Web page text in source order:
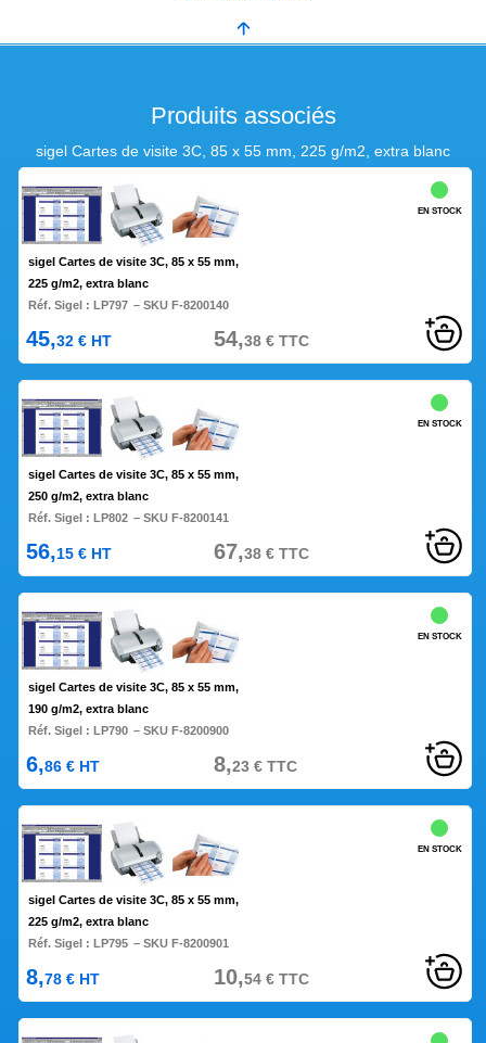
Produits associés
sigel Cartes de visite 3C, 85 x 55 mm, 225 g/m2, extra blanc
sigel Cartes de visite 3C, 85 x 55 mm,
225 g/m2, extra blanc
Réf. Sigel :LP797 – SKU F-8200140
EN STOCK
45,32 € HT 54,38€TTC
sigel Cartes de visite 3C, 85 x 55 mm,
250 g/m2, extra blanc
Réf. Sigel :LP802 – SKU F-8200141
EN STOCK
56,15 € HT 67,38€TTC
sigel Cartes de visite 3C, 85 x 55 mm,
190 g/m2, extra blanc
Réf. Sigel :LP790 – SKU F-8200900
EN STOCK
6,86 € HT 8,23€TTC
sigel Cartes de visite 3C, 85 x 55 mm,
225 g/m2, extra blanc
Réf. Sigel :LP795 – SKU F-8200901
EN STOCK
8,78 € HT 10,54€TTC